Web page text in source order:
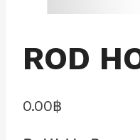
ROD
0.00฿